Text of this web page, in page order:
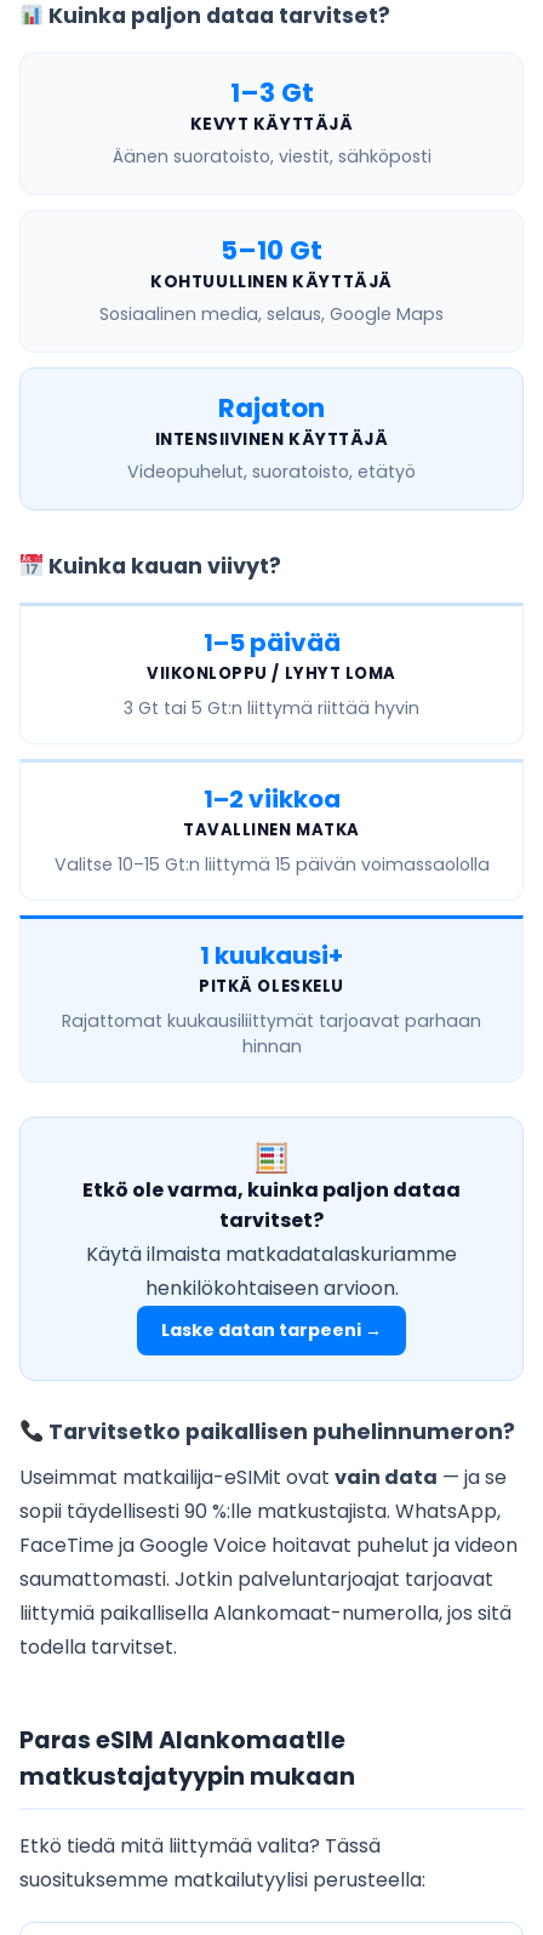
Kuinka paljon dataa tarvitset?
1–3 Gt
KEVYT KÄYTTÄJÄ
Äänen suoratoisto, viestit, sähköposti
5–10 Gt
KOHTUULLINEN KÄYTTÄJÄ
Sosiaalinen media, selaus, Google Maps
Rajaton
INTENSIIVINEN KÄYTTÄJÄ
Videopuhelut, suoratoisto, etätyö
Kuinka kauan viivyt?
1–5 päivää
VIIKONLOPPU / LYHYT LOMA
3 Gt tai 5 Gt:n liittymä riittää hyvin
1–2 viikkoa
TAVALLINEN MATKA
Valitse 10–15 Gt:n liittymä 15 päivän voimassaololla
1 kuukausi+
PITKÄ OLESKELU
Rajattomat kuukausiliittymät tarjoavat parhaan
hinnan
Etkö ole varma, kuinka paljon dataa
tarvitset?
Käytä ilmaista matkadatalaskuriamme
henkilökohtaiseen arvioon.
Laske datan tarpeeni →
Tarvitsetko paikallisen puhelinnumeron?
Useimmat matkailija-eSIMit ovat vain data — ja se
sopii täydellisesti 90 %:lle matkustajista. WhatsApp,
FaceTime ja Google Voice hoitavat puhelut ja videon
saumattomasti. Jotkin palveluntarjoajat tarjoavat
liittymiä paikallisella Alankomaat-numerolla, jos sitä
todella tarvitset.
Paras eSIM Alankomaatlle
matkustajatyypin mukaan
Etkö tiedä mitä liittymää valita? Tässä
suosituksemme matkailutyylisi perusteella: